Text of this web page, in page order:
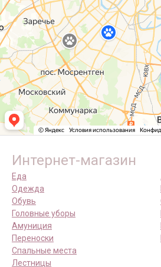
Интернет-магазин
Еда
Одежда
Обувь
Головные уборы
Амуниция
Переноски
Спальные места
Лестницы